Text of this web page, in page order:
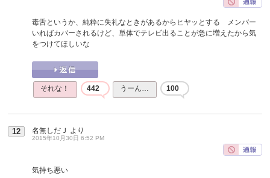
毒舌というか、純粋に失礼なときがあるからヒヤッとする メンバー
いればカバーされるけど、単体でテレビ出ることが急に増えたから気
をつけてほしいな
それな！ 442 うーん… 100
12 名無しだＪ より
2015年10月30日 6:52 PM
気持ち悪い